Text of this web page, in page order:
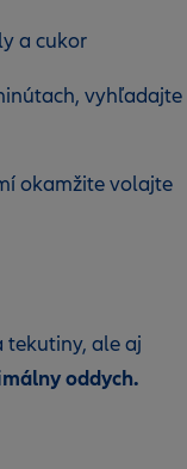
a cukor
vyhľadajte
okamžite volajte
tekutiny, ale aj
oddych.